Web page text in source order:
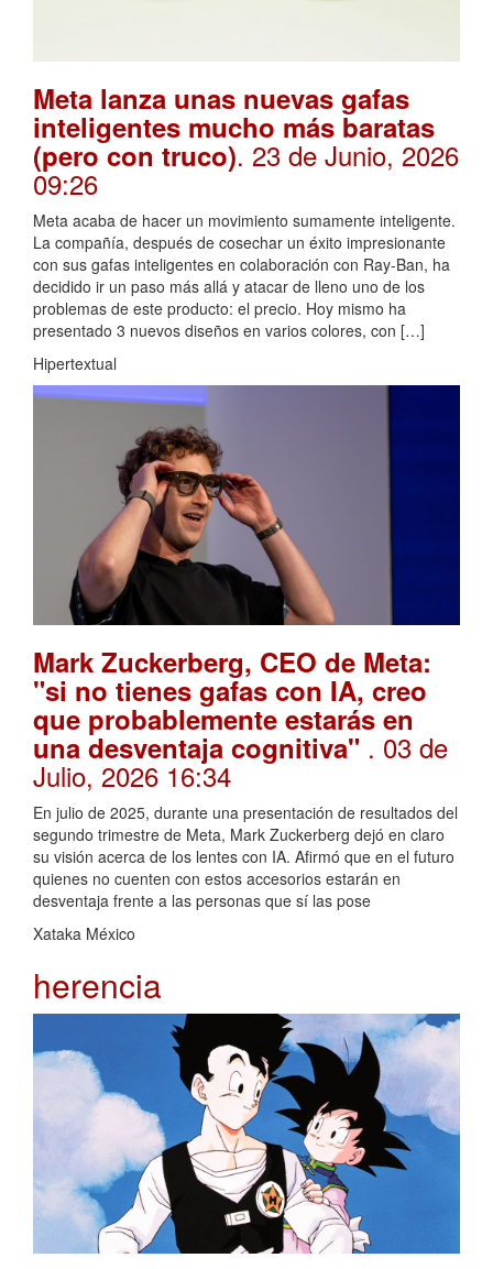
Meta lanza unas nuevas gafas
inteligentes mucho más baratas
(pero con truco). 23 de Junio, 2026
09:26
Meta acaba de hacer un movimiento sumamente inteligente.
La compañía, después de cosechar un éxito impresionante
con sus gafas inteligentes en colaboración con Ray-Ban, ha
decidido ir un paso más allá y atacar de lleno uno de los
problemas de este producto: el precio. Hoy mismo ha
presentado 3 nuevos diseños en varios colores, con […]
Hipertextual
Mark Zuckerberg, CEO de Meta:
"si no tienes gafas con IA, creo
que probablemente estarás en
una desventaja cognitiva" . 03 de
Julio, 2026 16:34
En julio de 2025, durante una presentación de resultados del
segundo trimestre de Meta, Mark Zuckerberg dejó en claro
su visión acerca de los lentes con IA. Afirmó que en el futuro
quienes no cuenten con estos accesorios estarán en
desventaja frente a las personas que sí las pose
Xataka México
herencia